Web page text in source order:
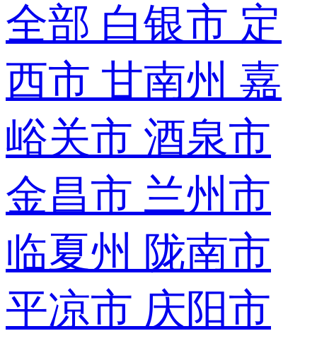
全部 白银市 定
西市 甘南州 嘉
峪关市 酒泉市
金昌市 兰州市
临夏州 陇南市
平凉市 庆阳市